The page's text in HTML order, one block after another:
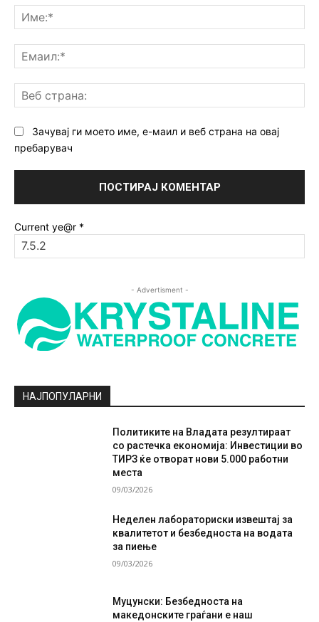
Зачувај ги моето име, е-маил и веб страна на овај
пребарувач
Current ye@r *
- Advertisment -
НАЈПОПУЛАРНИ
Политиките на Владата резултираат
со растечка економија: Инвестиции во
ТИРЗ ќе отворат нови 5.000 работни
места
09/03/2026
Неделен лабораториски извештај за
квалитетот и безбедноста на водата
за пиење
09/03/2026
Муцунски: Безбедноста на
македонските граѓани е наш